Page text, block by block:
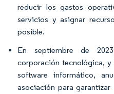
reducir los gastos
servicios y asignar
posible.
En septiembre de
corporación tecnológica, y
software informático,
asociación para